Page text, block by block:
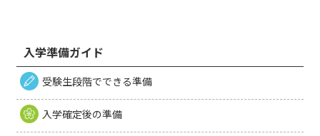
入学準備ガイド
受験生段階でできる準備
入学確定後の準備